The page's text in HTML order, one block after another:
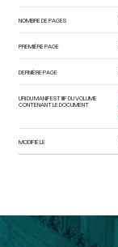
NOMBRE DE PAGES
PREMIÈRE PAGE
DERNIÈRE PAGE
URI DU MANIFEST IIIF DU VOLUME
CONTENANT LE DOCUMENT
MODIFIÉ LE